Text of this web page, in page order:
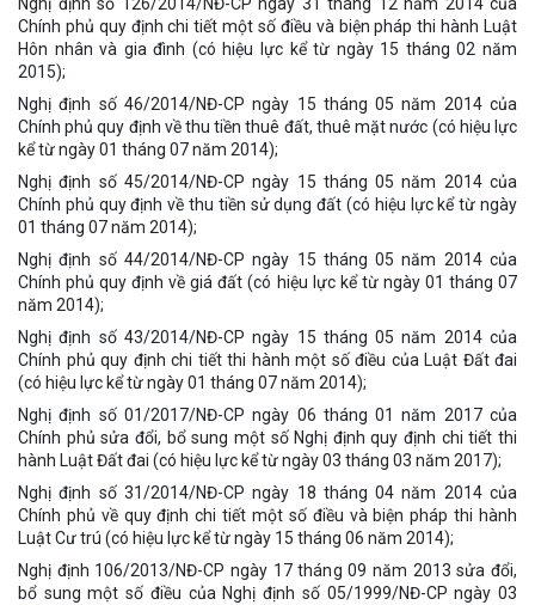
Chính phủ quy định chi tiết một số điều và biện pháp thi hành Luật
Hôn nhân và gia đình (có hiệu lực kể từ ngày 15 tháng 02 năm
2015);
Nghị định số 46/2014/NĐ-CP ngày 15 tháng 05 năm 2014 của
Chính phủ quy định về thu tiền thuê đất, thuê mặt nước (có hiệu lực
kể từ ngày 01 tháng 07 năm 2014);
Nghị định số 45/2014/NĐ-CP ngày 15 tháng 05 năm 2014 của
Chính phủ quy định về thu tiền sử dụng đất (có hiệu lực kể từ ngày
01 tháng 07 năm 2014);
Nghị định số 44/2014/NĐ-CP ngày 15 tháng 05 năm 2014 của
Chính phủ quy định về giá đất (có hiệu lực kể từ ngày 01 tháng 07
năm 2014);
Nghị định số 43/2014/NĐ-CP ngày 15 tháng 05 năm 2014 của
Chính phủ quy định chi tiết thi hành một số điều của Luật Đất đai
(có hiệu lực kể từ ngày 01 tháng 07 năm 2014);
Nghị định số 01/2017/NĐ-CP ngày 06 tháng 01 năm 2017 của
Chính phủ sửa đổi, bổ sung một số Nghị định quy định chi tiết thi
hành Luật Đất đai (có hiệu lực kể từ ngày 03 tháng 03 năm 2017);
Nghị định số 31/2014/NĐ-CP ngày 18 tháng 04 năm 2014 của
Chính phủ về quy định chi tiết một số điều và biện pháp thi hành
Luật Cư trú (có hiệu lực kể từ ngày 15 tháng 06 năm 2014);
Nghị định 106/2013/NĐ-CP ngày 17 tháng 09 năm 2013 sửa đổi,
bổ sung một số điều của Nghị định số 05/1999/NĐ-CP ngày 03